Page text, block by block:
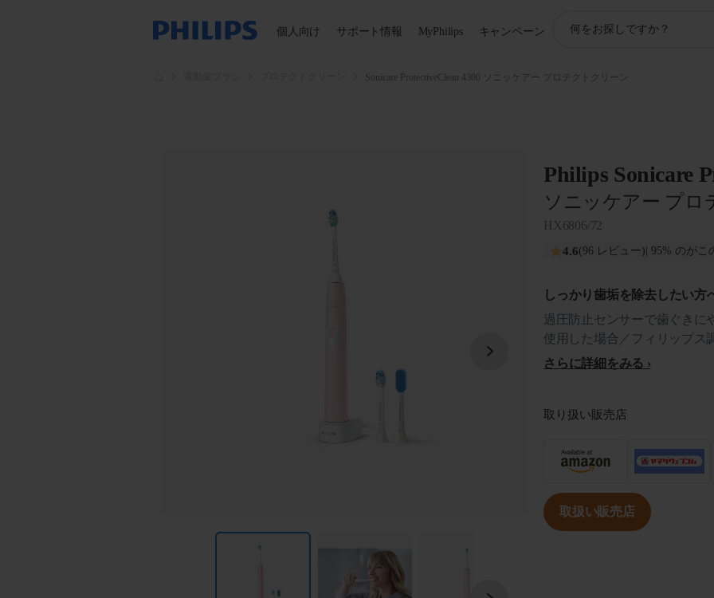
個人向け サポート情報 MyPhilips キャンペーン
索
Sonicare ProtectiveClean 4300 ソニッケアー プロテクトクリーン
Philips Sonicare
ソニッケアー プロ
HX6806/72
4.6(96 レビュー) | 95% のが
しっかり歯垢を除去したい方
過圧防止センサーで歯ぐきに
使用した場合／フィリップス
さらに詳細をみる
取り扱い販売店
取扱い販売店